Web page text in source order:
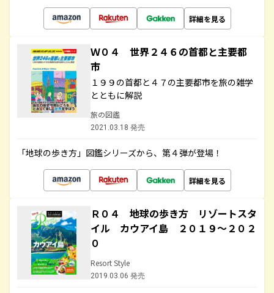
詳細を見る
Ｗ０４ 世界２４６の首都と主要都
市
１９９の首都と４７の主要都市を旅の雑学
とともに解説
旅の図鑑
2021.03.18 発売
「地球の歩き方」図鑑シリーズから、第４弾が登場！
詳細を見る
Ｒ０４ 地球の歩き方 リゾートスタ
イル カウアイ島 ２０１９～２０２
０
Resort Style
2019.03.06 発売